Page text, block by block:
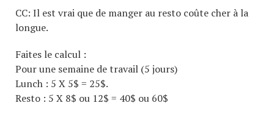
CC: Il est vrai que de manger au resto coûte cher à la
longue.
Faites le calcul :
Pour une semaine de travail (5 jours)
Lunch : 5 X 5$ = 25$.
Resto : 5 X 8$ ou 12$ = 40$ ou 60$